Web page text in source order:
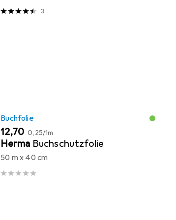
3
Buchfolie
EUR
12,70 EUR
0,25/1m
Herma Buchschutzfolie
50 m x 40 cm